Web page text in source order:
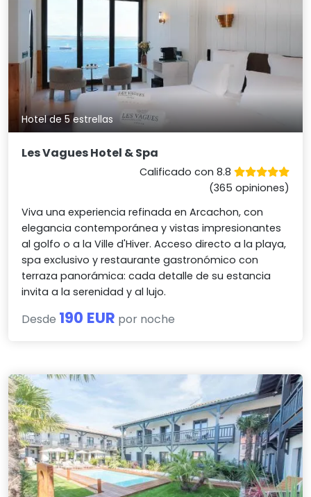
Hotel de 5 estrellas
Les Vagues Hotel & Spa
Calificado con 8.8
(365 opiniones)
Viva una experiencia refinada en Arcachon, con
elegancia contemporánea y vistas impresionantes
al golfo o a la Ville d'Hiver. Acceso directo a la playa,
spa exclusivo y restaurante gastronómico con
terraza panorámica: cada detalle de su estancia
invita a la serenidad y al lujo.
Desde 190 EUR por noche